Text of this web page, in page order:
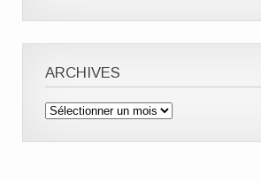
ARCHIVES
Archives